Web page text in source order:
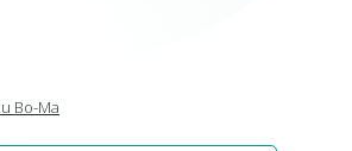
Bo-Ma